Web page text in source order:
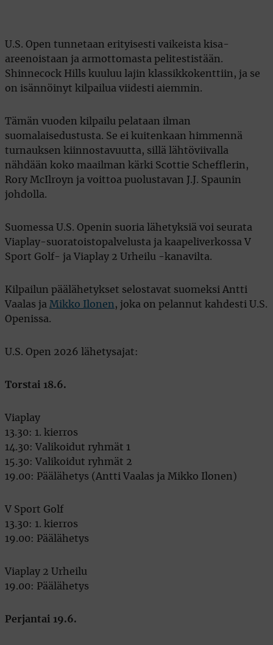
U.S. Open tunnetaan erityisesti vaikeista kisa-
areenoistaan ja armottomasta pelitestistään.
Shinnecock Hills kuuluu lajin klassikkokenttiin, ja se
on isännöinyt kilpailua viidesti aiemmin.
Tämän vuoden kilpailu pelataan ilman
suomalaisedustusta. Se ei kuitenkaan himmennä
turnauksen kiinnostavuutta, sillä lähtöviivalla
nähdään koko maailman kärki Scottie Schefflerin,
Rory McIlroyn ja voittoa puolustavan J.J. Spaunin
johdolla.
Suomessa U.S. Openin suoria lähetyksiä voi seurata
Viaplay-suoratoistopalvelusta ja kaapeliverkossa V
Sport Golf- ja Viaplay 2 Urheilu -kanavilta.
Kilpailun päälähetykset selostavat suomeksi Antti
Vaalas ja Mikko Ilonen , joka on pelannut kahdesti U.S.
Openissa.
U.S. Open 2026 lähetysajat:
Torstai 18.6.
Viaplay
13.30: 1. kierros
14.30: Valikoidut ryhmät 1
15.30: Valikoidut ryhmät 2
19.00: Päälähetys (Antti Vaalas ja Mikko Ilonen)
V Sport Golf
13.30: 1. kierros
19.00: Päälähetys
Viaplay 2 Urheilu
19.00: Päälähetys
Perjantai 19.6.